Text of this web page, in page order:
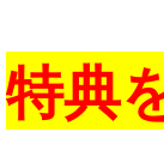
特典